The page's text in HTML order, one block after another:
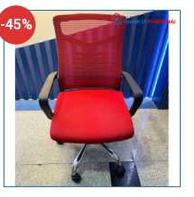
480,000₫.
-45%